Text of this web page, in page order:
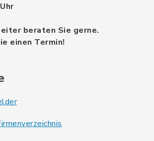
beraten Sie gerne.
einen Termin!